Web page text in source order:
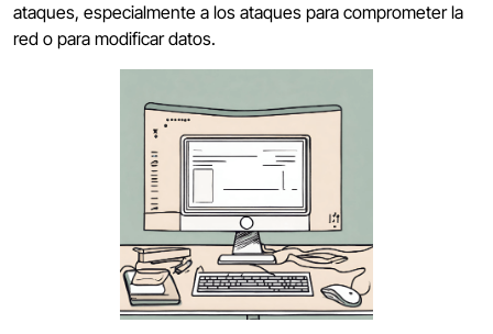
ataques, especialmente a los ataques para comprometer la
red o para modificar datos.